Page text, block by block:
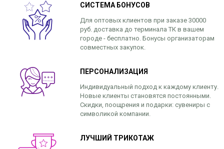
СИСТЕМА БОНУСОВ
Для оптовых клиентов при заказе 30000
руб. доставка до терминала ТК в вашем
городе - бесплатно. Бонусы организаторам
совместных закупок.
ПЕРСОНАЛИЗАЦИЯ
Индивидуальный подход к каждому клиенту.
Новые клиенты становятся постоянными.
Скидки, поощрения и подарки: сувениры с
символикой компании.
ЛУЧШИЙ ТРИКОТАЖ